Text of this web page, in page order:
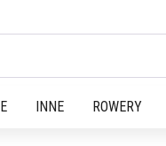
INNE ROWERY